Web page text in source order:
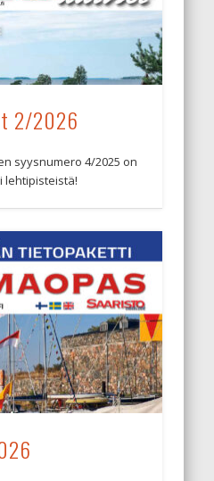
2/2026
syysnumero 4/2025 on
lehtipisteistä!